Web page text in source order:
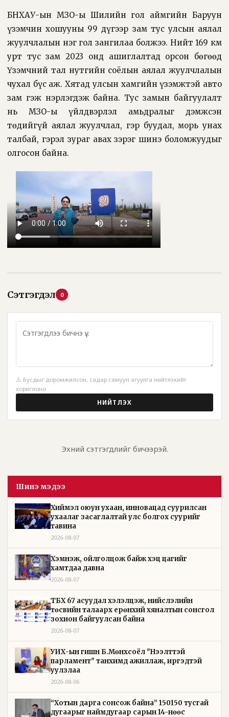
БНХАУ-ын ӨМӨЗО-ы Шилийн гол аймгийн Баруун
үзэмчин хошууны 99 дүгээр зам тус улсын аялал
жуулчлалын нэг гол зангилаа болжээ. Нийт 169 км
урт тус зам 2023 онд ашиглалтад орсон бөгөөд
Үзэмчний тал нутгийн соёлын аялал жуулчлалын
чухал бүс аж. Хятад улсын хамгийн үзэмжтэй авто
зам гэж нэрлэгдэж байна. Тус замын байгуулалт
нь ӨМӨЗО-ы үйлдвэрлэл амьдралыг дэмжсэн
төдийгүй аялал жуулчлал, гэр буудал, морь унах
талбай, гэрэл зураг авах зэрэг шинэ боломжуудыг
олгосон байна.
Сэтгэгдэл 0
⚠️ Бусдыг доромжилсон, садар самуун агуулга нийтлэхийг
хориглоно
НИЙТЛЭХ
Эхний сэтгэгдлийг бичээрэй.
Шинэ мэдээ
Хиймэл оюун ухаан, инновацад суурилсан
ухаалаг засаглалтай улс болгох суурийг
тавина
2026-08-07
Хэмнэж, ойлголцож байж хэцүү цагийг
хамтдаа давна
2026-08-07
ТБХ 67 асуудал хэлэлцэж, нийслэлийн
төсвийн талаарх ерөнхий хяналтын сонсгол
зохион байгуулсан байна
2026-08-07
УИХ-ын гишүүн Б.Мөнхсоёл "Нээлттэй
парламент" танхимд ажиллаж, иргэдтэй
уулзлаа
2026-08-06
“Хотын дарга сонсож байна” 150150 тусгай
дугаарыг наймдугаар сарын 14-нөөс